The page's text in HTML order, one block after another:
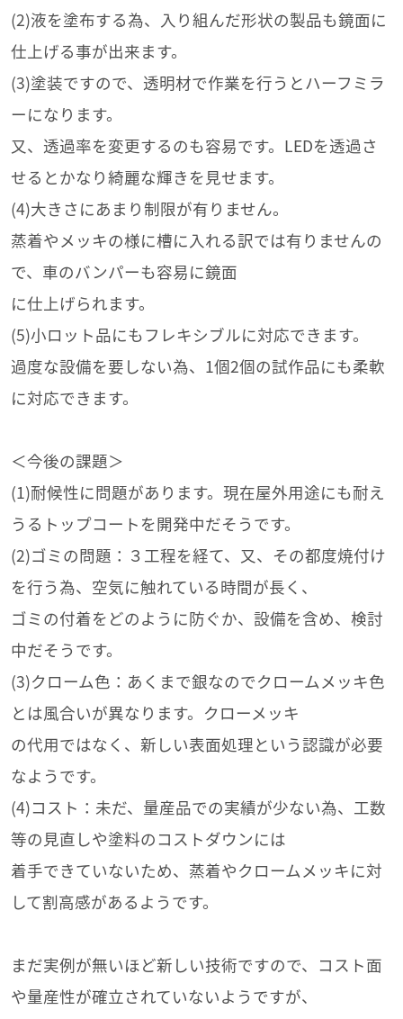
(2)液を塗布する為、入り組んだ形状の製品も鏡面に
仕上げる事が出来ます。
(3)塗装ですので、透明材で作業を行うとハーフミラ
ーになります。
又、透過率を変更するのも容易です。LEDを透過さ
せるとかなり綺麗な輝きを見せます。
(4)大きさにあまり制限が有りません。
蒸着やメッキの様に槽に入れる訳では有りませんの
で、車のバンパーも容易に鏡面
に仕上げられます。
(5)小ロット品にもフレキシブルに対応できます。
過度な設備を要しない為、1個2個の試作品にも柔軟
に対応できます。
＜今後の課題＞
(1)耐候性に問題があります。現在屋外用途にも耐え
うるトップコートを開発中だそうです。
(2)ゴミの問題：３工程を経て、又、その都度焼付け
を行う為、空気に触れている時間が長く、
ゴミの付着をどのように防ぐか、設備を含め、検討
中だそうです。
(3)クローム色：あくまで銀なのでクロームメッキ色
とは風合いが異なります。クローメッキ
の代用ではなく、新しい表面処理という認識が必要
なようです。
(4)コスト：未だ、量産品での実績が少ない為、工数
等の見直しや塗料のコストダウンには
着手できていないため、蒸着やクロームメッキに対
して割高感があるようです。
まだ実例が無いほど新しい技術ですので、コスト面
や量産性が確立されていないようですが、